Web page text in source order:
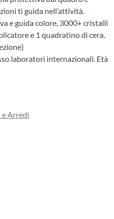
ti guida nell’attività.
e guida colore, 3000+ cristalli
e 1 quadratino di cera.
laboratori internazionali. Età
e Arredi